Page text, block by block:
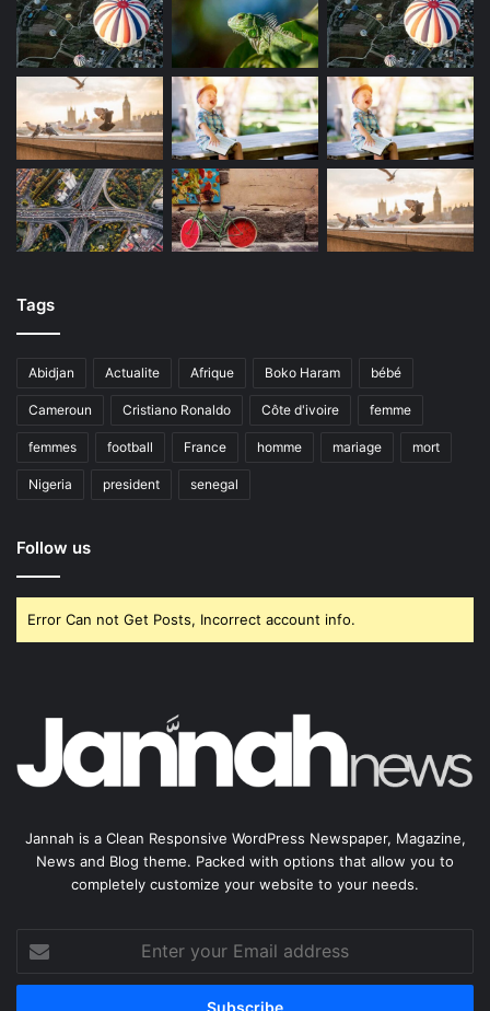
Tags
Abidjan Actualite Afrique Boko Haram bébé
Cameroun Cristiano Ronaldo Côte d'ivoire femme
femmes football France homme mariage mort
Nigeria president senegal
Follow us
Error Can not Get Posts, Incorrect account info.
Jannah is a Clean Responsive WordPress Newspaper, Magazine,
News and Blog theme. Packed with options that allow you to
completely customize your website to your needs.
your
Email